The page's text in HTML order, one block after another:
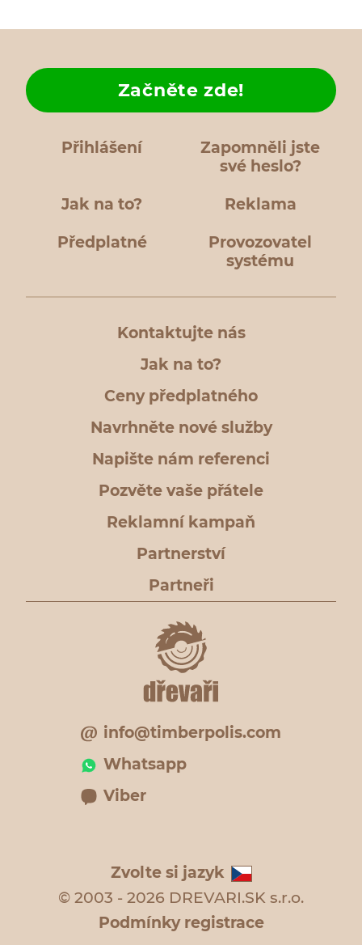
Přihlášení
Zapomněli jste
své heslo?
Jak na to?
Začněte zde!
Reklama
Předplatné
Provozovatel
systému
Kontaktujte nás
Jak na to?
Ceny předplatného
Navrhněte nové služby
Napište nám referenci
Pozvěte vaše přátele
Reklamní kampaň
Partnerství
Partneři
info@timberpolis.com
Whatsapp
Viber
Zvolte si jazyk
© 2003 - 2026 DREVARI.SK s.r.o.
Podmínky registrace